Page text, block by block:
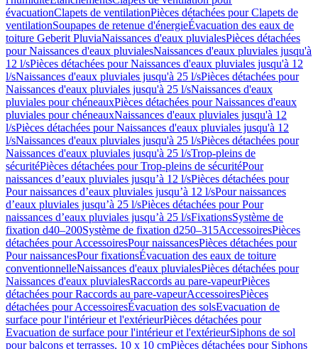
évacuationClapets de ventilationPièces détachées pour Clapets de
ventilationSoupapes de retenue d'énergieÉvacuation des eaux de
toiture Geberit PluviaNaissances d'eaux pluvialesPièces détachées
pour Naissances d'eaux pluvialesNaissances d'eaux pluviales jusqu'à
12 l/sPièces détachées pour Naissances d'eaux pluviales jusqu'à 12
l/sNaissances d'eaux pluviales jusqu'à 25 l/sPièces détachées pour
Naissances d'eaux pluviales jusqu'à 25 l/sNaissances d'eaux
pluviales pour chéneauxPièces détachées pour Naissances d'eaux
pluviales pour chéneauxNaissances d'eaux pluviales jusqu'à 12
l/sPièces détachées pour Naissances d'eaux pluviales jusqu'à 12
l/sNaissances d'eaux pluviales jusqu'à 25 l/sPièces détachées pour
Naissances d'eaux pluviales jusqu'à 25 l/sTrop-pleins de
sécuritéPièces détachées pour Trop-pleins de sécuritéPour
naissances d’eaux pluviales jusqu’à 12 l/sPièces détachées pour
Pour naissances d’eaux pluviales jusqu’à 12 l/sPour naissances
d’eaux pluviales jusqu’à 25 l/sPièces détachées pour Pour
naissances d’eaux pluviales jusqu’à 25 l/sFixationsSystème de
fixation d40–200Système de fixation d250–315AccessoiresPièces
détachées pour AccessoiresPour naissancesPièces détachées pour
Pour naissancesPour fixationsÉvacuation des eaux de toiture
conventionnelleNaissances d'eaux pluvialesPièces détachées pour
Naissances d'eaux pluvialesRaccords au pare-vapeurPièces
détachées pour Raccords au pare-vapeurAccessoiresPièces
détachées pour AccessoiresÉvacuation des solsEvacuation de
surface pour l'intérieur et l'extérieurPièces détachées pour
Evacuation de surface pour l'intérieur et l'extérieurSiphons de sol
pour balcons et terrasses, 10 x 10 cmPièces détachées pour Siphons